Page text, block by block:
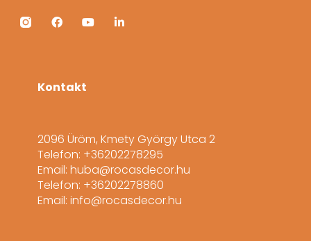
Kontakt
2096 Üröm, Kmety György Utca 2
Telefon: +36202278295
Email: huba@rocasdecor.hu
Telefon: +36202278860
Email: info@rocasdecor.hu